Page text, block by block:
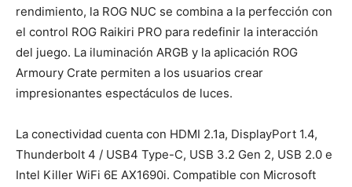
rendimiento, la ROG NUC se combina a la perfección con
el control ROG Raikiri PRO para redefinir la interacción
del juego. La iluminación ARGB y la aplicación ROG
Armoury Crate permiten a los usuarios crear
impresionantes espectáculos de luces.
La conectividad cuenta con HDMI 2.1a, DisplayPort 1.4,
Thunderbolt 4 / USB4 Type-C, USB 3.2 Gen 2, USB 2.0 e
Intel Killer WiFi 6E AX1690i. Compatible con Microsoft